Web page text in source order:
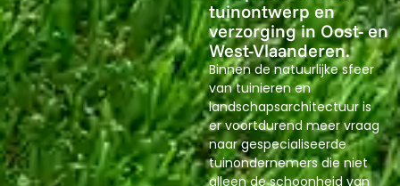
tuinontwerp en
verzorging in Oost- en
West-Vlaanderen.
Binnen de natuurlijke sfeer
van tuinieren en
landschapsarchitectuur is
er voortdurend meer vraag
naar gespecialiseerde
tuinondernemers die niet
alleen de schoonheid van